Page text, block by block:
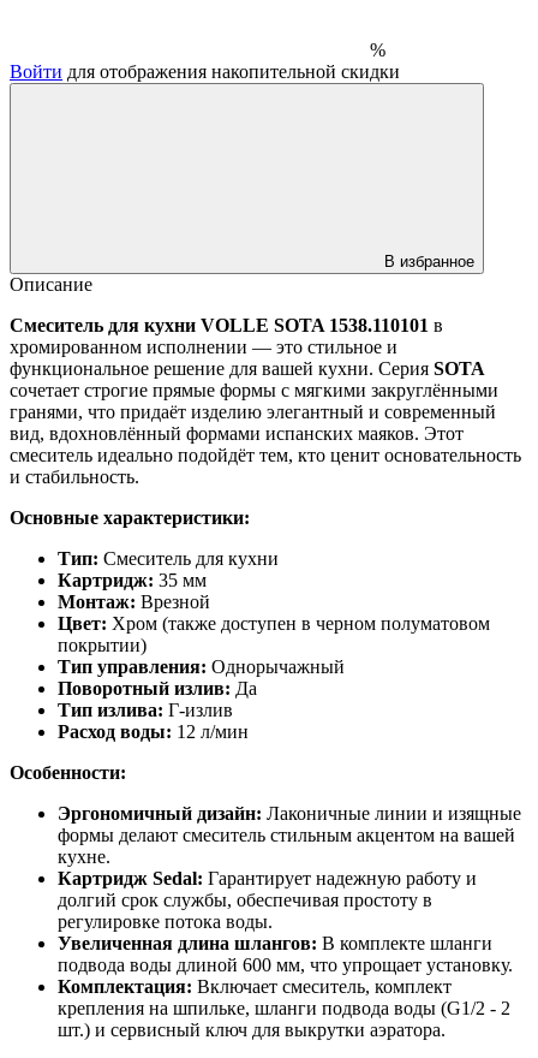
%
Войти для отображения накопительной скидки
В избранное
Описание
Смеситель для кухни VOLLE SOTA 1538.110101 в
хромированном исполнении — это стильное и
функциональное решение для вашей кухни. Серия SOTA
сочетает строгие прямые формы с мягкими закруглёнными
гранями, что придаёт изделию элегантный и современный
вид, вдохновлённый формами испанских маяков. Этот
смеситель идеально подойдёт тем, кто ценит основательность
и стабильность.
Основные характеристики:
Тип: Смеситель для кухни
Картридж: 35 мм
Монтаж: Врезной
Цвет: Хром (также доступен в черном полуматовом
покрытии)
Тип управления: Однорычажный
Поворотный излив: Да
Тип излива: Г-излив
Расход воды: 12 л/мин
Особенности:
Эргономичный дизайн: Лаконичные линии и изящные
формы делают смеситель стильным акцентом на вашей
кухне.
Картридж Sedal: Гарантирует надежную работу и
долгий срок службы, обеспечивая простоту в
регулировке потока воды.
Увеличенная длина шлангов: В комплекте шланги
подвода воды длиной 600 мм, что упрощает установку.
Комплектация: Включает смеситель, комплект
крепления на шпильке, шланги подвода воды (G1/2 - 2
шт.) и сервисный ключ для выкрутки аэратора.